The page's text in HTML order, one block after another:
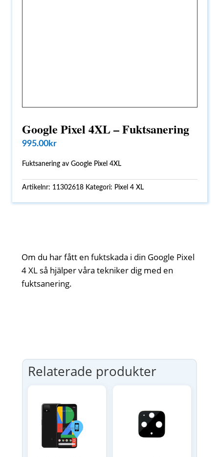
Google Pixel 4XL – Fuktsanering
995.00kr
Fuktsanering av Google Pixel 4XL
Artikelnr: 11302618 Kategori: Pixel 4 XL
Om du har fått en fuktskada i din Google Pixel
4 XL så hjälper våra tekniker dig med en
fuktsanering.
Relaterade produkter